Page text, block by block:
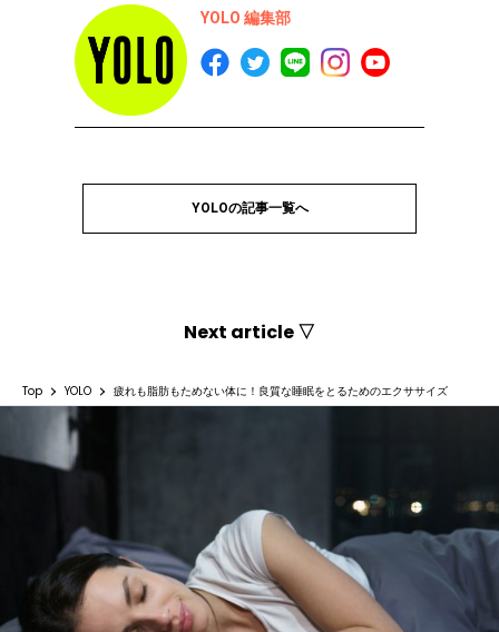
YOLO 編集部
YOLOの記事一覧へ
Next article ▽
Top YOLO 疲れも脂肪もためない体に！良質な睡眠をとるためのエクササイズ